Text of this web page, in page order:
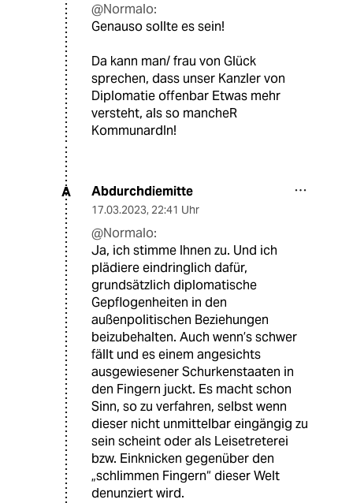
@Normalo:
Genauso sollte es sein!
Da kann man/ frau von Glück
sprechen, dass unser Kanzler von
Diplomatie offenbar Etwas mehr
versteht, als so mancheR
KommunardIn!
A Abdurchdiemitte
17.03.2023, 22:41 Uhr
@Normalo:
Ja, ich stimme Ihnen zu. Und ich
plädiere eindringlich dafür,
grundsätzlich diplomatische
Gepflogenheiten in den
außenpolitischen Beziehungen
beizubehalten. Auch wenn’s schwer
fällt und es einem angesichts
ausgewiesener Schurkenstaaten in
den Fingern juckt. Es macht schon
Sinn, so zu verfahren, selbst wenn
dieser nicht unmittelbar eingängig zu
sein scheint oder als Leisetreterei
bzw. Einknicken gegenüber den
„schlimmen Fingern“ dieser Welt
denunziert wird.